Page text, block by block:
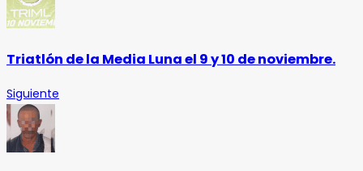
Triatlón de la Media Luna el 9 y 10 de noviembre.
Siguiente